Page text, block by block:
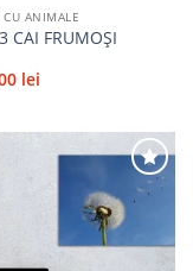
CU ANIMALE
CAI FRUMOȘI
lei
Adaugă
la